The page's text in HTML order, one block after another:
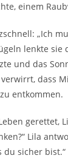
einem
„Ich
lenkte sie
und das
dass
entkommen.
gerettet,
Lila
du sicher bist.“